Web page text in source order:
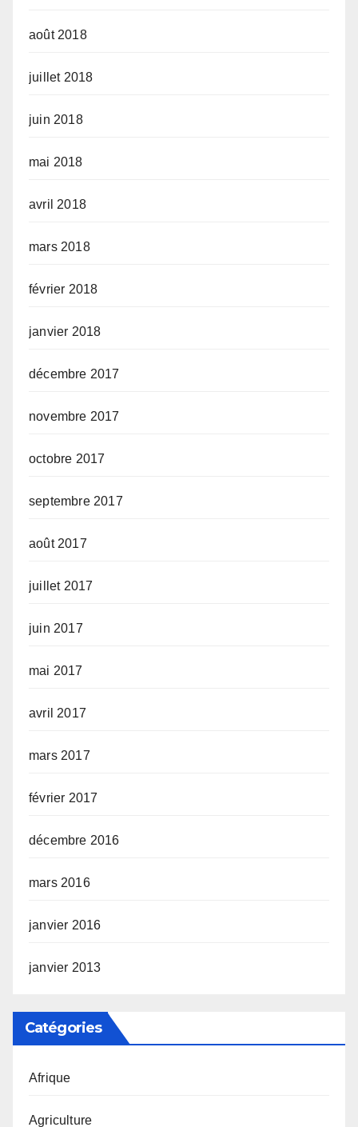
août 2018
juillet 2018
juin 2018
mai 2018
avril 2018
mars 2018
février 2018
janvier 2018
décembre 2017
novembre 2017
octobre 2017
septembre 2017
août 2017
juillet 2017
juin 2017
mai 2017
avril 2017
mars 2017
février 2017
décembre 2016
mars 2016
janvier 2016
janvier 2013
Catégories
Afrique
Agriculture